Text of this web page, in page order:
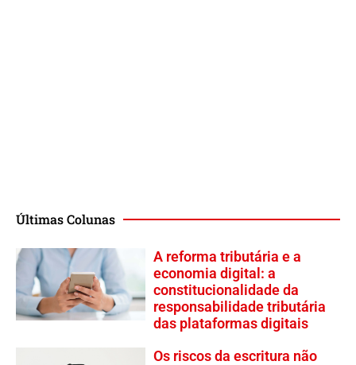
Últimas Colunas
A reforma tributária e a
economia digital: a
constitucionalidade da
responsabilidade tributária
das plataformas digitais
Os riscos da escritura não